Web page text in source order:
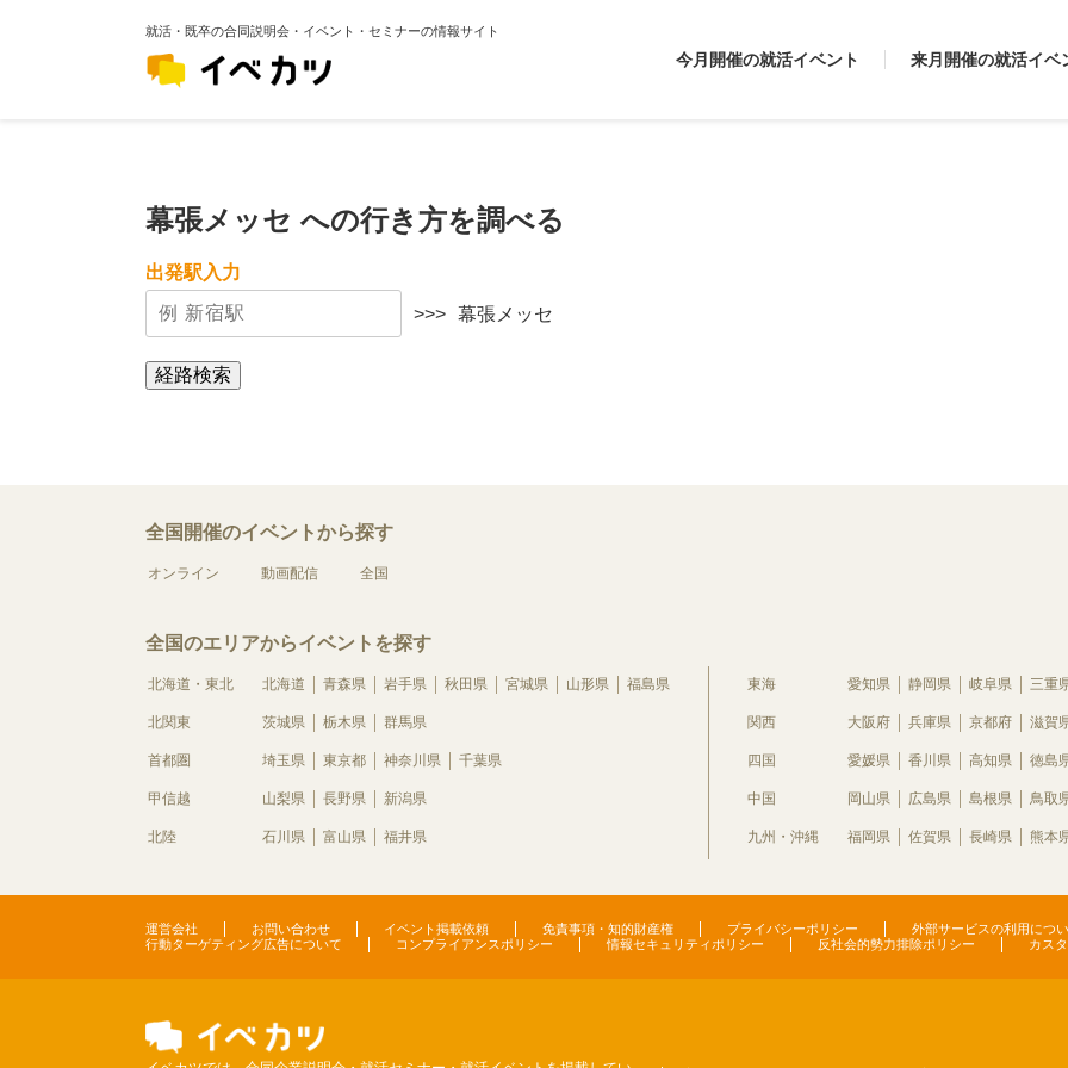
就活・既卒の合同説明会・イベント・セミナーの情報サイト
今月開催の就活イベント 来月開催の就活イベ
幕張メッセ への行き方を調べる
出発駅入力
>>> 幕張メッセ
経路検索
全国開催のイベントから探す
オンライン 動画配信 全国
全国のエリアからイベントを探す
北海道・東北 北海道 青森県 岩手県 秋田県 宮城県 山形県 福島県
北関東 茨城県 栃木県 群馬県
首都圏 埼玉県 東京都 神奈川県 千葉県
甲信越 山梨県 長野県 新潟県
北陸 石川県 富山県 福井県
東海 愛知県 静岡県 岐阜県 三重
関西 大阪府 兵庫県 京都府 滋賀
四国 愛媛県 香川県 高知県 徳島
中国 岡山県 広島県 島根県 鳥取
九州・沖縄 福岡県 佐賀県 長崎県 熊本
運営会社 お問い合わせ イベント掲載依頼 免責事項・知的財産権 プライバシーポリシー
外部サービスの利用につ
行動ターゲティング広告について
コンプライアンスポリシー 情報セキュリティポリシー 反社会的勢力排除ポリシー カス